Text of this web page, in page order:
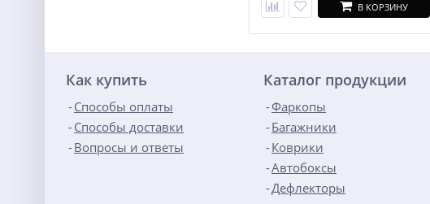
В КОРЗИНУ
Как купить
Способы оплаты
Способы доставки
Вопросы и ответы
Каталог продукции
Фаркопы
Багажники
Коврики
Автобоксы
Дефлекторы